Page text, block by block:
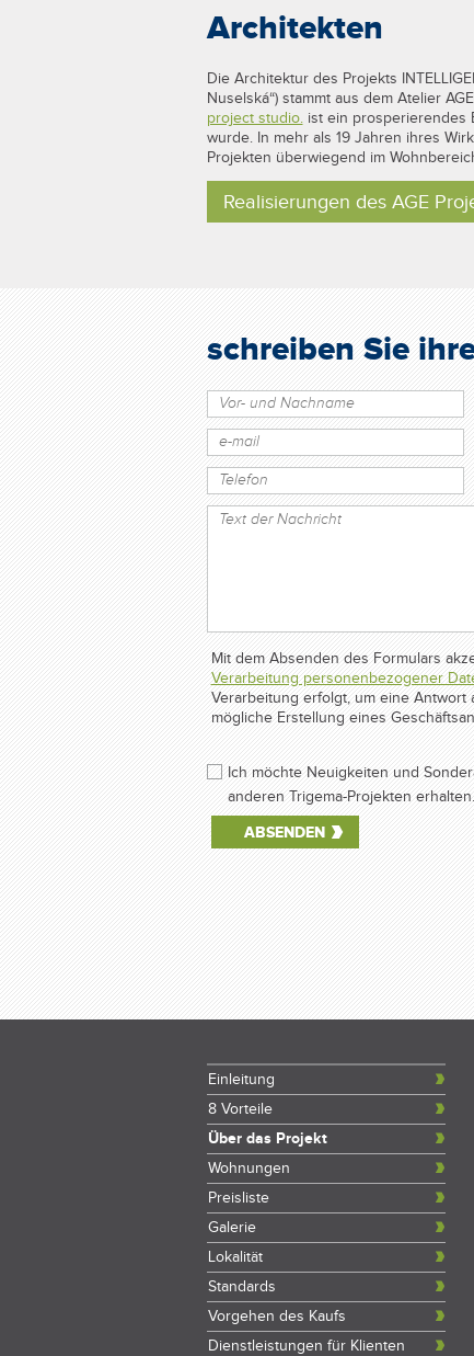
Architekten
Die Architektur des Projekts
Nuselská“) stammt aus dem Atelier
project studio.ist ein prosperierendes
wurde. In mehr als 19 Jahren ihres
Projekten überwiegend im
Realisierungen des AGE
schreiben Sie
Mit dem Absenden des Formulars
Verarbeitung personenbezogener
Verarbeitung erfolgt, um eine
mögliche Erstellung eines
Ich möchte Neuigkeiten und
anderen Trigema-Projekten erhalten.
Einleitung
8 Vorteile
Über das Projekt
Wohnungen
Preisliste
Galerie
Lokalität
Standards
Vorgehen des Kaufs
Dienstleistungen für Klienten